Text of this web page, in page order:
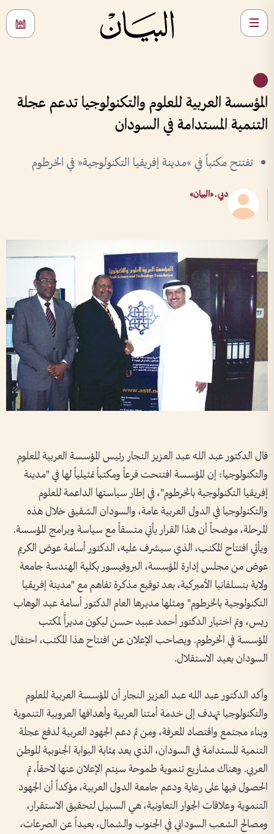
المؤسسة العربية للعلوم والتكنولوجيا تدعم عجلة
التنمية المستدامة في السودان
تفتتح مكتباً في »مدينة إفريقيا التكنولوجية« في الخرطوم
دبي ـ «البيان»
قال الدكتور عبد اللـه عبد العزيز النجار رئيس المؤسسة العربية للعلوم
والتكنولوجيا: إن المؤسسة افتتحت فرعاً ومكتباً تمثيلياً لها في "مدينة
إفريقيا التكنولوجية بالخرطوم"، في إطار سياستها الداعمة للعلوم
والتكنولوجيا في الدول العربية عامة، والسودان الشقيق خلال هذه
المرحلة، موضحاً أن هذا القرار يأتي متسقاً مع سياسة وبرامج المؤسسة.
ويأتي افتتاح المكتب، الذي سيشرف عليه، الدكتور أسامة عوض الكريم
عوض من مجلس إدارة المؤسسة، البروفيسور بكلية الهندسة جامعة
ولاية بنسلفانيا الأميركية، بعد توقيع مذكرة تفاهم مع "مدينة إفريقيا
التكنولوجية بالخرطوم" ومثلها مديرها العام الدكتور أسامة عبد الوهاب
ريس، وتم اختيار الدكتور أحمد عبيد حسن ليكون مديراًَ لمكتب
المؤسسة في الخرطوم. ويصاحب الإعلان عن افتتاح هذا المكتب، احتفال
السودان بعيد الاستقلال.
وأكد الدكتور عبد اللـه عبد العزيز النجار أن المؤسسة العربية للعلوم
والتكنولوجيا تهدف إلى خدمة أمتنا العربية وأهدافها العروبية التنموية
وبناء مجتمع واقتصاد المعرفة، ومن ثم دعم الجهود العربية لدفع عجلة
التنمية المستدامة في السودان، الذي يعد بمثابة البوابة الجنوبية للوطن
العربي. وهناك مشاريع تنموية طموحة سيتم الإعلان عنها لاحقاً، تم
الحصول فيها على رعاية ودعم جامعة الدول العربية، مؤكداً أن الجهود
التنموية وعلاقات الجوار التعاونية، هي السبيل لتحقيق الاستقرار،
ومصالح الشعب السوداني في الجنوب والشمال، بعيداً عن الصرعات،